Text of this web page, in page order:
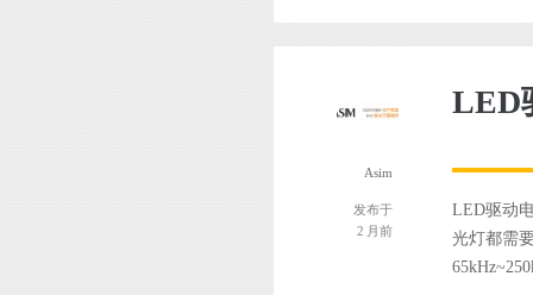
Asim
发布于
2 月前
LED驱动
光灯都需